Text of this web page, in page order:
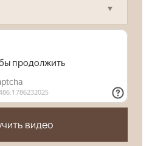
видео